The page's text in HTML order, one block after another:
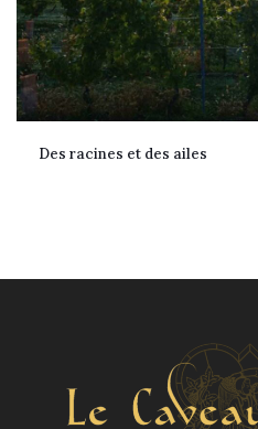
Des racines et des ailes